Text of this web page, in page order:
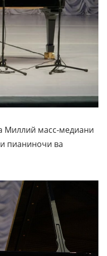
Миллий масс-медиани
пианиночи ва